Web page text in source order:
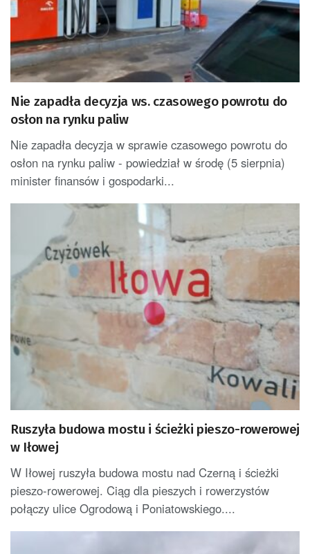
Nie zapadła decyzja ws. czasowego powrotu do
osłon na rynku paliw
Nie zapadła decyzja w sprawie czasowego powrotu do
osłon na rynku paliw - powiedział w środę (5 sierpnia)
minister finansów i gospodarki...
Ruszyła budowa mostu i ścieżki pieszo-rowerowej
w Iłowej
W Iłowej ruszyła budowa mostu nad Czerną i ścieżki
pieszo-rowerowej. Ciąg dla pieszych i rowerzystów
połączy ulice Ogrodową i Poniatowskiego....